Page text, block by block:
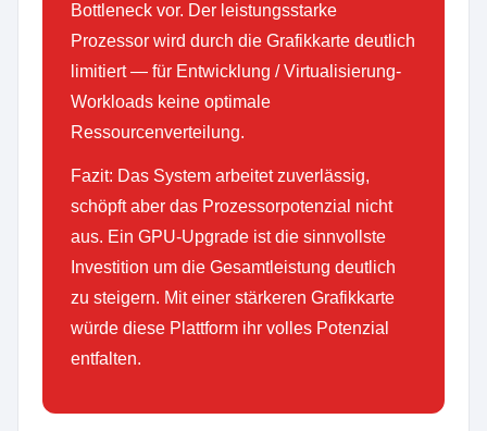
Bottleneck vor. Der leistungsstarke
Prozessor wird durch die Grafikkarte deutlich
limitiert — für Entwicklung / Virtualisierung-
Workloads keine optimale
Ressourcenverteilung.
Fazit: Das System arbeitet zuverlässig,
schöpft aber das Prozessorpotenzial nicht
aus. Ein GPU-Upgrade ist die sinnvollste
Investition um die Gesamtleistung deutlich
zu steigern. Mit einer stärkeren Grafikkarte
würde diese Plattform ihr volles Potenzial
entfalten.